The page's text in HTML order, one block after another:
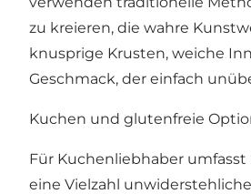
zu kreieren, die wahre
knusprige Krusten, weiche
Geschmack, der einfach
Kuchen und glutenfreie
Für Kuchenliebhaber
eine Vielzahl